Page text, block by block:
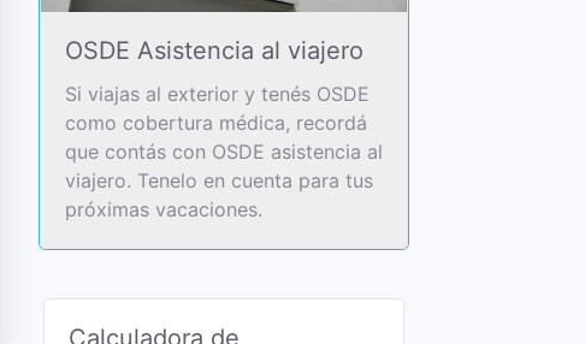
OSDE Asistencia al viajero
Si viajas al exterior y tenés OSDE
como cobertura médica, recordá
que contás con OSDE asistencia al
viajero. Tenelo en cuenta para tus
próximas vacaciones.
Calculadora de